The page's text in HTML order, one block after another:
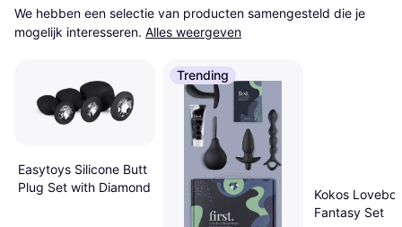
We hebben een selectie van producten samengesteld die je
mogelijk interesseren. Alles weergeven
Easytoys Silicone Butt
Plug Set with Diamond
Trending
Kokos
Fantasy Set